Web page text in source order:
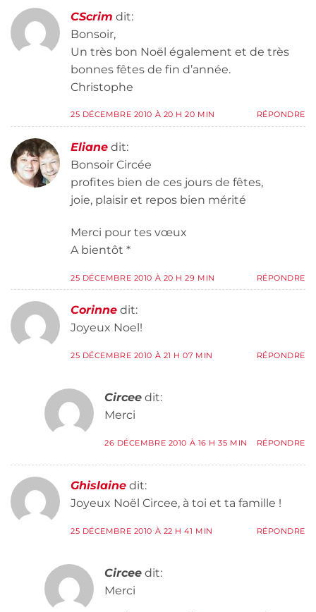
CScrim dit:
Bonsoir,
Un très bon Noël également et de très
bonnes fêtes de fin d’année.
Christophe
25 DÉCEMBRE 2010 À 20 H 20 MIN RÉPONDRE
Eliane dit:
Bonsoir Circée
profites bien de ces jours de fêtes,
joie, plaisir et repos bien mérité
Merci pour tes vœux
A bientôt *
25 DÉCEMBRE 2010 À 20 H 29 MIN RÉPONDRE
Corinne dit:
Joyeux Noel!
25 DÉCEMBRE 2010 À 21 H 07 MIN RÉPONDRE
Circee dit:
Merci
26 DÉCEMBRE 2010 À 16 H 35 MIN RÉPONDRE
Ghislaine dit:
Joyeux Noël Circee, à toi et ta famille !
25 DÉCEMBRE 2010 À 22 H 41 MIN RÉPONDRE
Circee dit:
Merci